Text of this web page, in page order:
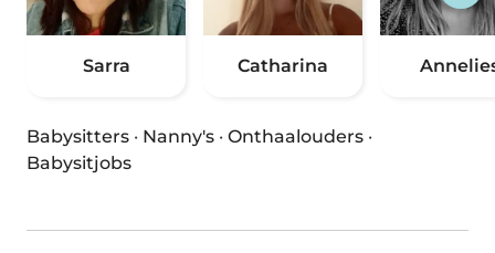
Sarra Catharina
Babysitters · Nanny's · Onthaalouders ·
Babysitjobs